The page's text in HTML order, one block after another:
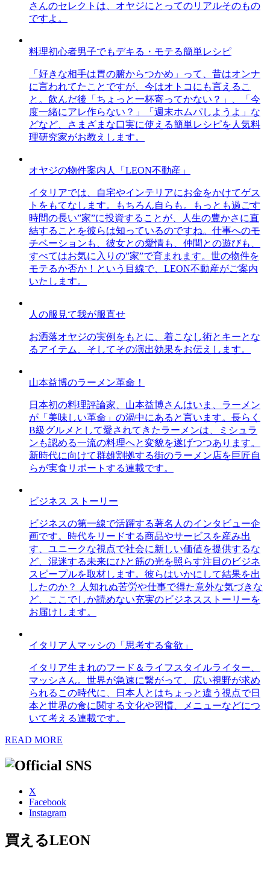
さんのセレクトは、オヤジにとってのリアルそのもの
ですよ。
料理初心者男子でもデキる・モテる簡単レシピ
「好きな相手は胃の腑からつかめ」って、昔はオンナ
に言われてたことですが、今はオトコにも言えるこ
と。飲んだ後「ちょっと一杯寄ってかない？」、「今
度一緒にアレ作らない？」「週末ホムパしようよ」な
どなど、さまざまな口実に使える簡単レシピを人気料
理研究家がお教えします。
オヤジの物件案内人「LEON不動産」
イタリアでは、自宅やインテリアにお金をかけてゲス
トをもてなします。もちろん自らも。もっとも過ごす
時間の長い”家”に投資することが、人生の豊かさに直
結することを彼らは知っているのですね。仕事へのモ
チベーションも、彼女との愛情も、仲間との遊びも、
すべてはお気に入りの”家”で育まれます。世の物件を
モテるか否か！という目線で、LEON不動産がご案内
いたします。
人の服見て我が服直せ
お洒落オヤジの実例をもとに、着こなし術とキーとな
るアイテム、そしてその演出効果をお伝えします。
山本益博のラーメン革命！
日本初の料理評論家、山本益博さんはいま、ラーメン
が「美味しい革命」の渦中にあると言います。長らく
B級グルメとして愛されてきたラーメンは、ミシュラ
ンも認める一流の料理へと変貌を遂げつつあります。
新時代に向けて群雄割拠する街のラーメン店を巨匠自
らが実食リポートする連載です。
ビジネス ストーリー
ビジネスの第一線で活躍する著名人のインタビュー企
画です。時代をリードする商品やサービスを産み出
す、ユニークな視点で社会に新しい価値を提供するな
ど、混迷する未来にひと筋の光を照らす注目のビジネ
スピープルを取材します。彼らはいかにして結果を出
したのか？ 人知れぬ苦労や仕事で得た意外な気づきな
ど、ここでしか読めない充実のビジネスストーリーを
お届けします。
イタリア人マッシの「思考する食欲」
イタリア生まれのフード＆ライフスタイルライター、
マッシさん。世界が急速に繋がって、広い視野が求め
られるこの時代に、日本人とはちょっと違う視点で日
本と世界の食に関する文化や習慣、メニューなどにつ
いて考える連載です。
READ MORE
X
Facebook
Instagram
買えるLEON